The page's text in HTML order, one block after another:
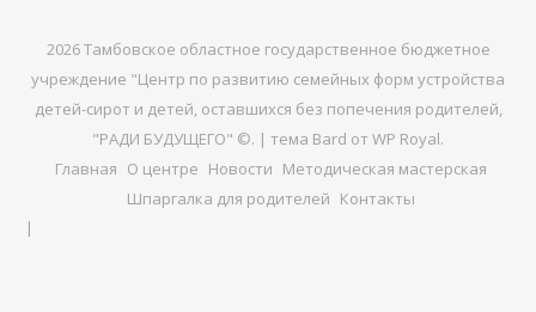
2026 Тамбовское областное государственное бюджетное
учреждение "Центр по развитию семейных форм устройства
детей-сирот и детей, оставшихся без попечения родителей,
"РАДИ БУДУЩЕГО" ©. | тема Bard от WP Royal.
Главная О центре Новости Методическая мастерская
Шпаргалка для родителей Контакты